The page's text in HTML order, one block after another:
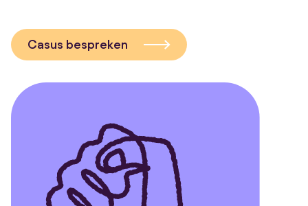
Casus bespreken